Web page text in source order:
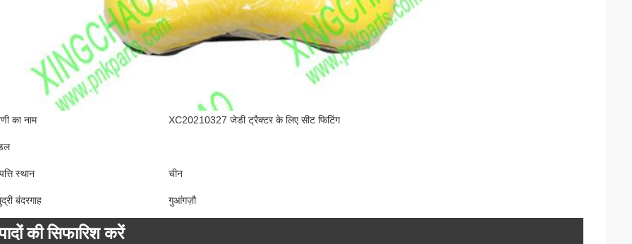
का नाम XC20210327 जेडी ट्रैक्टर के लिए सीट फिटिंग
स्थान चीन
बंदरगाह गुआंगज़ौ
की सिफारिश करें